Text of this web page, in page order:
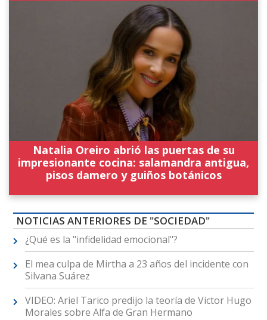
Natalia Oreiro abrió las puertas de su
impresionante cocina: salamandra antigua,
pisos damero y guiños botánicos
NOTICIAS ANTERIORES DE "SOCIEDAD"
¿Qué es la "infidelidad emocional"?
El mea culpa de Mirtha a 23 años del incidente con
Silvana Suárez
VIDEO: Ariel Tarico predijo la teoría de Victor Hugo
Morales sobre Alfa de Gran Hermano